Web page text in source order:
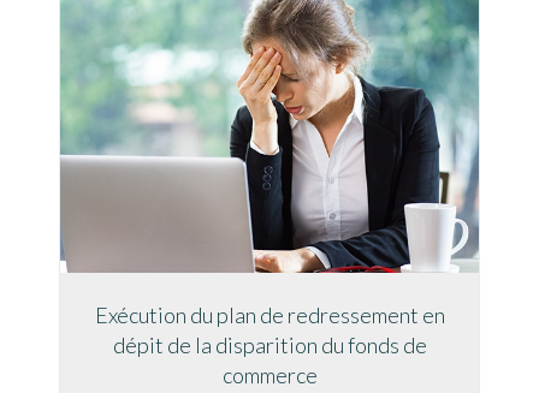
Exécution du plan de redressement en
dépit de la disparition du fonds de
commerce